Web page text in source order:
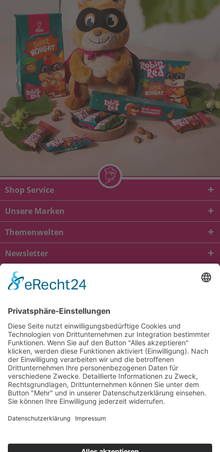
Shop Service
Unsere Marken
Themenwelten
Newsletter
* Alle Preise inkl. gesetzl. Mehrwertsteuer zzgl.
und ggf.
Nachnahmegebühren, wenn nicht anders beschrieben
viba.de
4.90von5.00bei1685
Kontakt Versandkosten und Lieferung
Zahlungsarten
FAQ – Häufig gestellte Fragen
Mein Konto
Allgemeine Geschäftsbedingungen
Datenschutz
Impressum
Barrierefreiheit
Cookie-Einstellungen
Widerrufsbelehrung
Vertrag widerrufen